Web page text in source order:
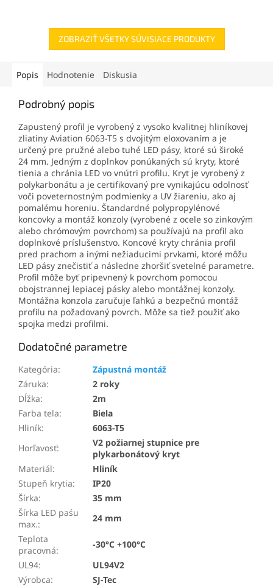
ZOBRAZIŤ VŠETKY SÚVISIACE PRODUKTY
Popis Hodnotenie Diskusia
Podrobný popis
Zapustený profil je vyrobený z vysoko kvalitnej hliníkovej
zliatiny Aviation 6063-T5 s dvojitým eloxovaním a je
určený pre pružné alebo tuhé LED pásy, ktoré sú široké
24 mm. Jedným z doplnkov ponúkaných sú kryty, ktoré
tienia a chránia LED vo vnútri profilu. Kryt je vyrobený z
polykarbonátu a je certifikovaný pre vynikajúcu odolnosť
voči poveternostným podmienky a UV žiareniu, ako aj
pomalému horeniu. Štandardné polypropylénové
koncovky a montáž konzoly (vyrobené z ocele so zinkovým
alebo chrómovým povrchom) sa používajú na profil ako
doplnkové príslušenstvo. Koncové kryty chránia profil
pred prachom a inými nežiaducimi prvkami, ktoré môžu
LED pásy znečistiť a následne zhoršiť svetelné parametre.
Profil môže byť pripevnený k povrchom pomocou
obojstrannej lepiacej pásky alebo montážnej konzoly.
Montážna konzola zaručuje ľahkú a bezpečnú montáž
profilu na požadovaný povrch. Môže sa tiež použiť ako
spojka medzi profilmi.
Dodatočné parametre
Kategória:
Zápustná montáž
Záruka:
2 roky
Dĺžka:
2m
Farba tela:
Biela
Hliník:
6063-T5
Horľavosť:
V2 požiarnej stupnice pre
plykarbonátový kryt
Materiál:
Hliník
Stupeň krytia:
IP20
Šírka:
35 mm
Šírka LED paśu
max.:
24 mm
Teplota
pracovná:
-30°C +100°C
UL94:
UL94V2
Výrobca:
SJ-Tec